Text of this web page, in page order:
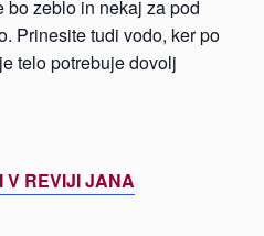
bo zeblo in nekaj za pod
Prinesite tudi vodo, ker po
telo potrebuje dovolj
V REVIJI JANA